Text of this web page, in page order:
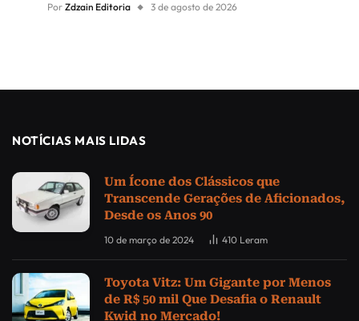
Por Zdzain Editoria 3 de agosto de 2026
NOTÍCIAS MAIS LIDAS
Um Ícone dos Clássicos que
Transcende Gerações de Aficionados,
Desde os Anos 90
10 de março de 2024 410 Leram
Toyota Vitz: Um Gigante por Menos
de R$ 50 mil Que Desafia o Renault
Kwid no Mercado!